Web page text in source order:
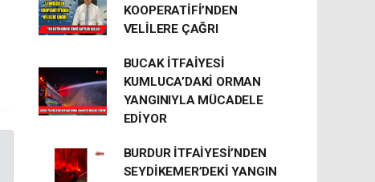
KOOPERATİFİ’NDEN
VELİLERE ÇAĞRI
BUCAK İTFAİYESİ
KUMLUCA’DAKİ ORMAN
YANGINIYLA MÜCADELE
EDİYOR
BURDUR İTFAİYESİ’NDEN
SEYDİKEMER’DEKİ YANGIN